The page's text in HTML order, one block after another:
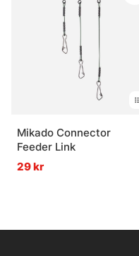
Mikado Connector
Feeder Link
29 kr